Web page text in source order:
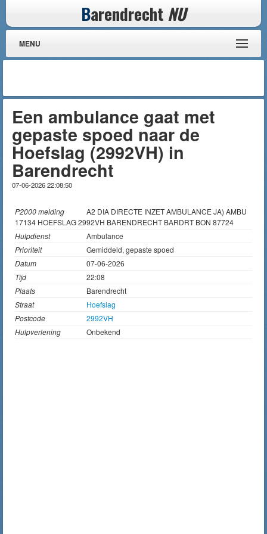
Barendrecht NU
MENU
Een ambulance gaat met
gepaste spoed naar de
Hoefslag (2992VH) in
Barendrecht
07-06-2026 22:08:50
P2000 melding
A2 DIA DIRECTE INZET AMBULANCE JA) AMBU
17134 HOEFSLAG 2992VH BARENDRECHT BARDRT BON 87724
Hulpdienst
Ambulance
Prioriteit
Gemiddeld, gepaste spoed
Datum
07-06-2026
Tijd
22:08
Plaats
Barendrecht
Straat
Hoefslag
Postcode
2992VH
Hulpverlening
Onbekend